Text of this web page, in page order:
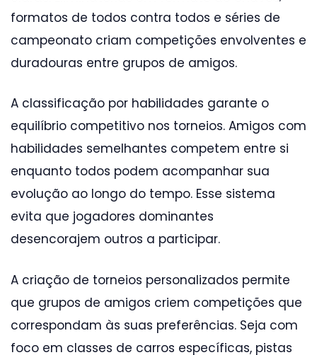
formatos de todos contra todos e séries de
campeonato criam competições envolventes e
duradouras entre grupos de amigos.
A classificação por habilidades garante o
equilíbrio competitivo nos torneios. Amigos com
habilidades semelhantes competem entre si
enquanto todos podem acompanhar sua
evolução ao longo do tempo. Esse sistema
evita que jogadores dominantes
desencorajem outros a participar.
A criação de torneios personalizados permite
que grupos de amigos criem competições que
correspondam às suas preferências. Seja com
foco em classes de carros específicas, pistas